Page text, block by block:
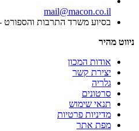
mail@macon.co.il
בסיוע משרד התרבות והספורט
ניווט מהיר
אודות המכון
יצירת קשר
גלריה
סרטונים
תנאי שימוש
מדיניות פרטיות
מפת אתר